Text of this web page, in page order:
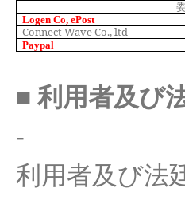
Logen Co, ePost
Connect Wave Co., ltd
Paypal
■利用者及び
-
利用者及 び法